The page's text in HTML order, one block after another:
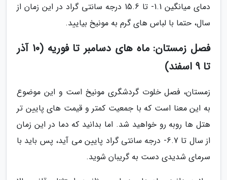
دمای میانگین 1.1- تا 15.6 درجه سانتی گراد در این زمان از
سال، حتما با لباس های گرم به مونیخ بیایید.
فصل زمستان: ماه های دسامبر تا فوریه (10 آذر
تا 9 اسفند)
زمستان، فصل خلوت گردشگری مونیخ است و این موضوع
به این معنا است که با جمعیت کمتر و قیمت های پایین تر
هتل ها روبه رو خواهید شد. اما بدانید که دما در این زمان
از سال تا 6.7- درجه سانتی گراد پایین می آید، پس باید با
سرمای شدیدی دست به گریبان شوید.